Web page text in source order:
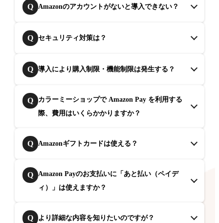
Q Amazonのアカウントがないと導入できない？
Q セキュリティ対策は？
Q 導入により購入制限・機能制限は発生する？
Q
カラーミーショップで Amazon Pay を利用する
際、費用はいくらかかりますか？
Q Amazonギフトカードは使える？
Q
Amazon Payのお支払いに「あと払い（ペイデ
ィ）」は使えますか？
Q より詳細な内容を知りたいのですが？